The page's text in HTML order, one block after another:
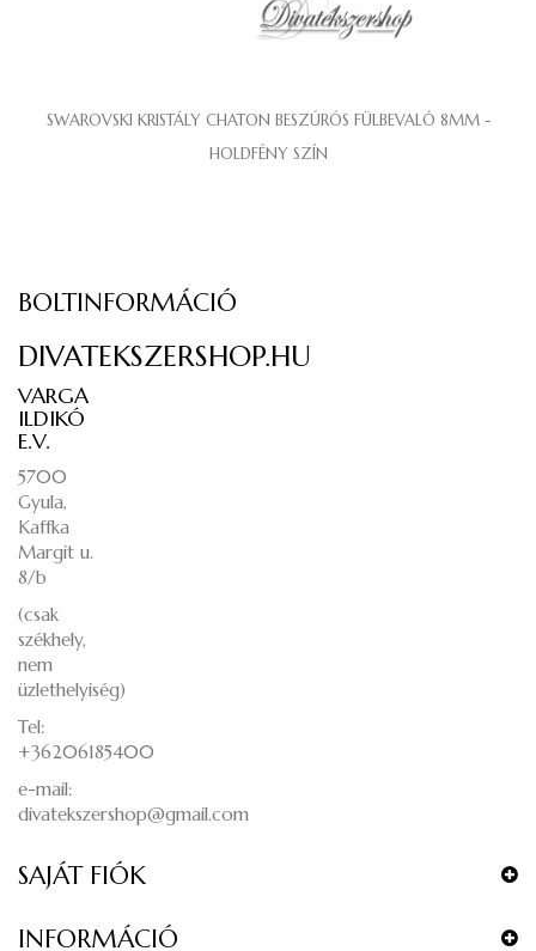
SWAROVSKI KRISTÁLY CHATON BESZÚRÓS FÜLBEVALÓ 8MM -
HOLDFÉNY SZÍN
BOLTINFORMÁCIÓ
DIVATEKSZERSHOP.HU
VARGA
ILDIKÓ
E.V.
5700
Gyula,
Kaffka
Margit u.
8/b
(csak
székhely,
nem
üzlethelyiség)
Tel:
+36206185400
e-mail:
divatekszershop@gmail.com
SAJÁT FIÓK
INFORMÁCIÓ